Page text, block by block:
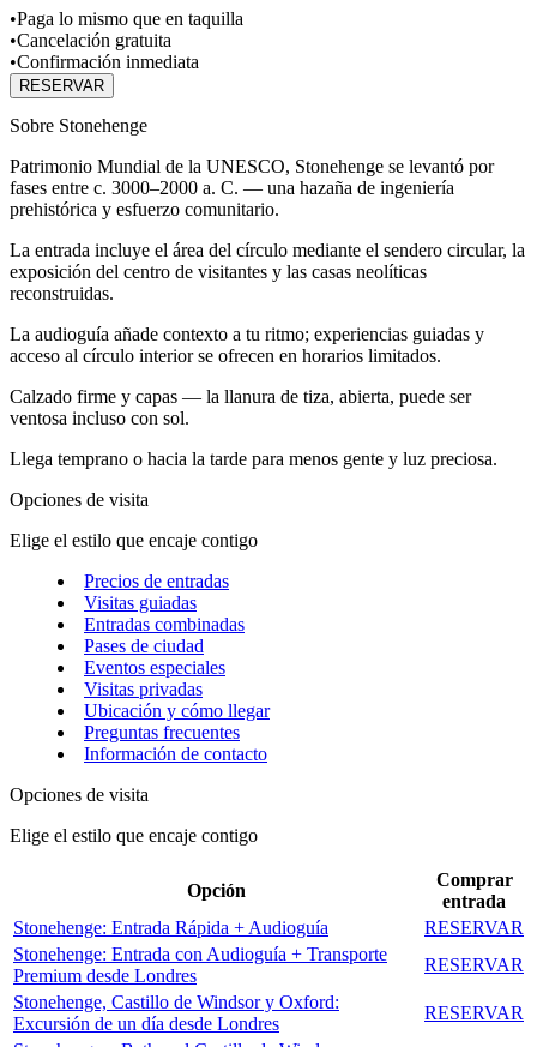
•Paga lo mismo que en taquilla
•Cancelación gratuita
•Confirmación inmediata
RESERVAR
Sobre Stonehenge
Patrimonio Mundial de la UNESCO, Stonehenge se levantó por
fases entre c. 3000–2000 a. C. — una hazaña de ingeniería
prehistórica y esfuerzo comunitario.
La entrada incluye el área del círculo mediante el sendero circular, la
exposición del centro de visitantes y las casas neolíticas
reconstruidas.
La audioguía añade contexto a tu ritmo; experiencias guiadas y
acceso al círculo interior se ofrecen en horarios limitados.
Calzado firme y capas — la llanura de tiza, abierta, puede ser
ventosa incluso con sol.
Llega temprano o hacia la tarde para menos gente y luz preciosa.
Opciones de visita
Elige el estilo que encaje contigo
Precios de entradas
Visitas guiadas
Entradas combinadas
Pases de ciudad
Eventos especiales
Visitas privadas
Ubicación y cómo llegar
Preguntas frecuentes
Información de contacto
Opciones de visita
Elige el estilo que encaje contigo
Opción
Comprar
entrada
Stonehenge: Entrada Rápida + Audioguía
RESERVAR
Stonehenge: Entrada con Audioguía + Transporte
Premium desde Londres
RESERVAR
Stonehenge, Castillo de Windsor y Oxford:
Excursión de un día desde Londres
RESERVAR